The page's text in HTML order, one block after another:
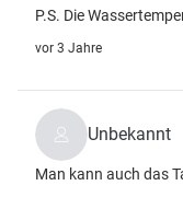
P.S. Die
vor 3 Jahre
Unbekannt
Man kann auch das